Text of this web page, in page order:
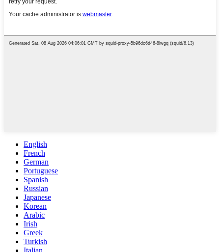
English
French
German
Portuguese
Spanish
Russian
Japanese
Korean
Arabic
Irish
Greek
Turkish
Italian